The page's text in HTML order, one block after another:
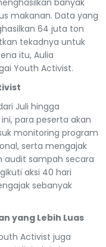
banyak
makanan. Data yang
64 juta ton
tekadnya untuk
itu, Aulia
Youth Activist.
Juli hingga
para peserta akan
monitoring program
serta mengajak
audit sampah secara
aksi 40 hari
sebanyak
yang Lebih Luas
Activist juga